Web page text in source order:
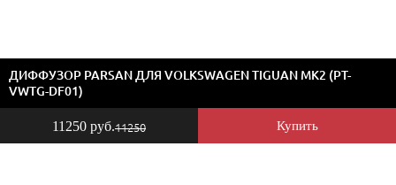
11250 руб.11250 Купить
ДИФФУЗОР PARSAN ДЛЯ VOLKSWAGEN TIGUAN MK2 (PT-
VWTG-DF01)